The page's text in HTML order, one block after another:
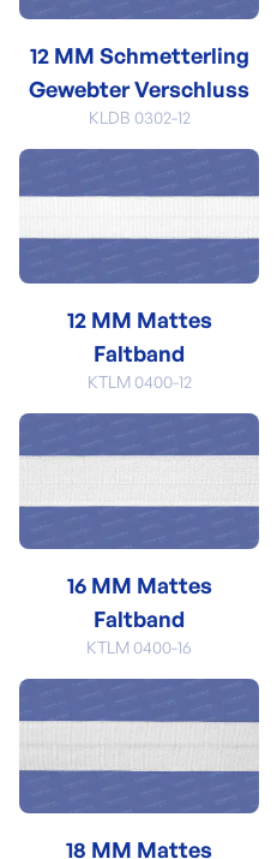
12 MM Schmetterling
Gewebter Verschluss
KLDB 0302-12
12 MM Mattes
Faltband
KTLM 0400-12
16 MM Mattes
Faltband
KTLM 0400-16
18 MM Mattes